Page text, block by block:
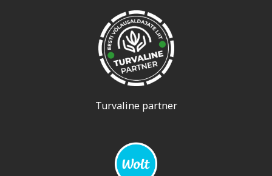
Turvaline partner